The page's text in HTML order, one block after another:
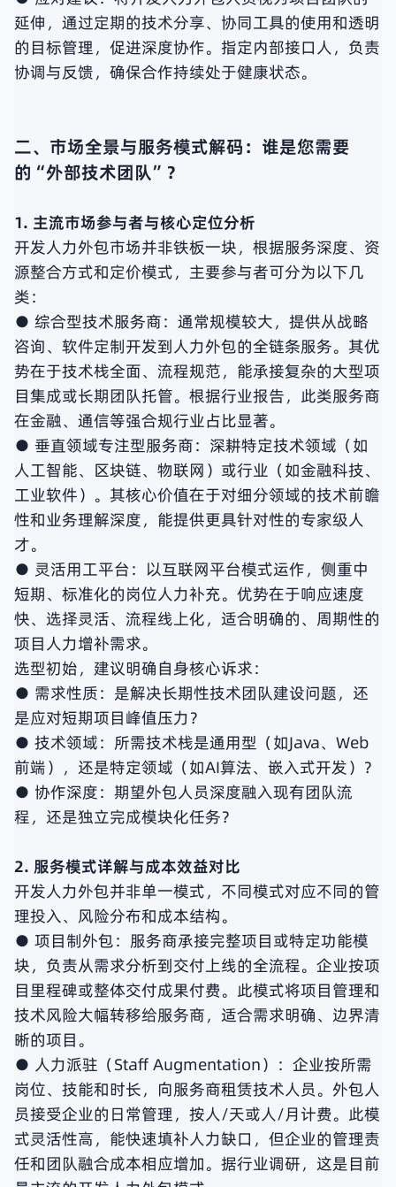
延伸，通过定期的技术分享、协同工具的使用和透明
的目标管理，促进深度协作。指定内部接口人，负责
协调与反馈，确保合作持续处于健康状态。
二、市场全景与服务模式解码：谁是您需要
的“外部技术团队”？
1. 主流市场参与者与核心定位分析
开发人力外包市场并非铁板一块，根据服务深度、资
源整合方式和定价模式，主要参与者可分为以下几
类：
● 综合型技术服务商：通常规模较大，提供从战略
咨询、软件定制开发到人力外包的全链条服务。其优
势在于技术栈全面、流程规范，能承接复杂的大型项
目集成或长期团队托管。根据行业报告，此类服务商
在金融、通信等强合规行业占比显著。
● 垂直领域专注型服务商：深耕特定技术领域（如
人工智能、区块链、物联网）或行业（如金融科技、
工业软件）。其核心价值在于对细分领域的技术前瞻
性和业务理解深度，能提供更具针对性的专家级人
才。
● 灵活用工平台：以互联网平台模式运作，侧重中
短期、标准化的岗位人力补充。优势在于响应速度
快、选择灵活、流程线上化，适合明确的、周期性的
项目人力增补需求。
选型初始，建议明确自身核心诉求：
● 需求性质：是解决长期性技术团队建设问题，还
是应对短期项目峰值压力？
● 技术领域：所需技术栈是通用型（如Java、Web
前端），还是特定领域（如AI算法、嵌入式开发）？
● 协作深度：期望外包人员深度融入现有团队流
程，还是独立完成模块化任务？
2. 服务模式详解与成本效益对比
开发人力外包并非单一模式，不同模式对应不同的管
理投入、风险分布和成本结构。
● 项目制外包：服务商承接完整项目或特定功能模
块，负责从需求分析到交付上线的全流程。企业按项
目里程碑或整体交付成果付费。此模式将项目管理和
技术风险大幅转移给服务商，适合需求明确、边界清
晰的项目。
● 人力派驻（Staff Augmentation）：企业按所需
岗位、技能和时长，向服务商租赁技术人员。外包人
员接受企业的日常管理，按人/天或人/月计费。此模
式灵活性高，能快速填补人力缺口，但企业的管理责
任和团队融合成本相应增加。据行业调研，这是目前